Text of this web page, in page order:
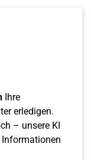
Ihre
erledigen.
– unsere KI